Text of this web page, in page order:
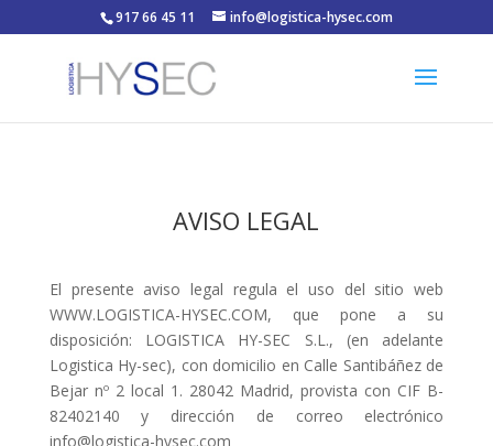
917 66 45 11 info@logistica-hysec.com
AVISO LEGAL
El presente aviso legal regula el uso del sitio web
WWW.LOGISTICA-HYSEC.COM, que pone a su
disposición: LOGISTICA HY-SEC S.L., (en adelante
Logistica Hy-sec), con domicilio en Calle Santibáñez de
Bejar nº 2 local 1. 28042 Madrid, provista con CIF B-
82402140 y dirección de correo electrónico
info@logistica-hysec.com